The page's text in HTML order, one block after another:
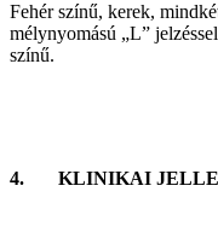
Fehér színű, kerek,
mélynyomású „L”
színű.
4. KLINIKAI